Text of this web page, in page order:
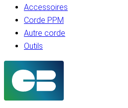
Accessoires
Corde PPM
Autre corde
Outils